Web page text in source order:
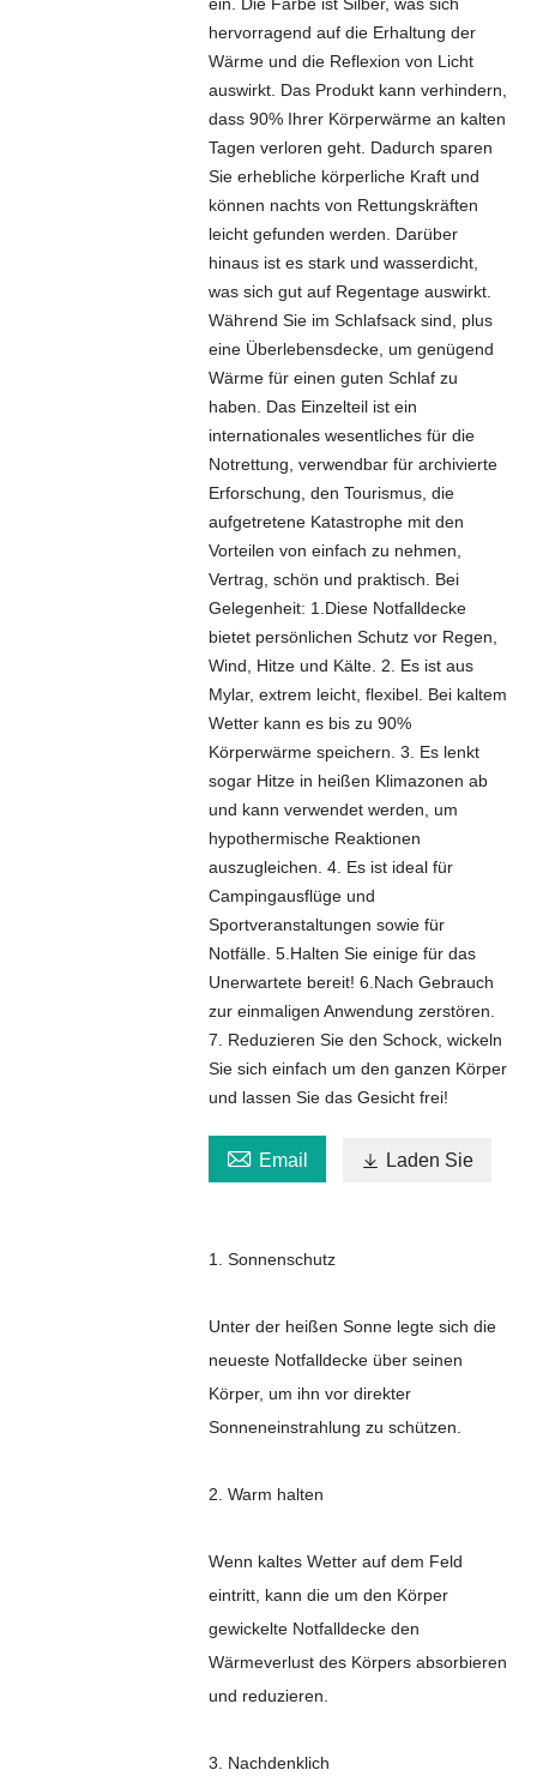
hervorragend auf die Erhaltung der
Wärme und die Reflexion von Licht
auswirkt. Das Produkt kann verhindern,
dass 90% Ihrer Körperwärme an kalten
Tagen verloren geht. Dadurch sparen
Sie erhebliche körperliche Kraft und
können nachts von Rettungskräften
leicht gefunden werden. Darüber
hinaus ist es stark und wasserdicht,
was sich gut auf Regentage auswirkt.
Während Sie im Schlafsack sind, plus
eine Überlebensdecke, um genügend
Wärme für einen guten Schlaf zu
haben. Das Einzelteil ist ein
internationales wesentliches für die
Notrettung, verwendbar für archivierte
Erforschung, den Tourismus, die
aufgetretene Katastrophe mit den
Vorteilen von einfach zu nehmen,
Vertrag, schön und praktisch. Bei
Gelegenheit: 1.Diese Notfalldecke
bietet persönlichen Schutz vor Regen,
Wind, Hitze und Kälte. 2. Es ist aus
Mylar, extrem leicht, flexibel. Bei kaltem
Wetter kann es bis zu 90%
Körperwärme speichern. 3. Es lenkt
sogar Hitze in heißen Klimazonen ab
und kann verwendet werden, um
hypothermische Reaktionen
auszugleichen. 4. Es ist ideal für
Campingausflüge und
Sportveranstaltungen sowie für
Notfälle. 5.Halten Sie einige für das
Unerwartete bereit! 6.Nach Gebrauch
zur einmaligen Anwendung zerstören.
7. Reduzieren Sie den Schock, wickeln
Sie sich einfach um den ganzen Körper
und lassen Sie das Gesicht frei!
 Email  Laden Sie
1. Sonnenschutz
Unter der heißen Sonne legte sich die
neueste Notfalldecke über seinen
Körper, um ihn vor direkter
Sonneneinstrahlung zu schützen.
2. Warm halten
Wenn kaltes Wetter auf dem Feld
eintritt, kann die um den Körper
gewickelte Notfalldecke den
Wärmeverlust des Körpers absorbieren
und reduzieren.
3. Nachdenklich